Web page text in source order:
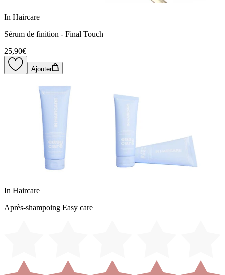
In Haircare
Sérum de finition - Final Touch
25,90€
Ajouter
In Haircare
Après-shampoing Easy care